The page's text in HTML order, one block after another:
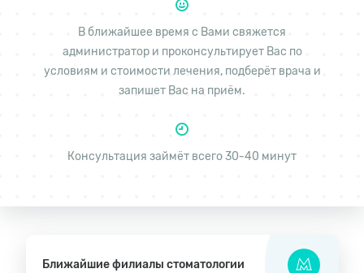
В ближайшее время с Вами свяжется
администратор и проконсультирует Вас по
условиям и стоимости лечения, подберёт врача и
запишет Вас на приём.
Консультация займёт всего 30-40 минут
Ближайшие филиалы стоматологии